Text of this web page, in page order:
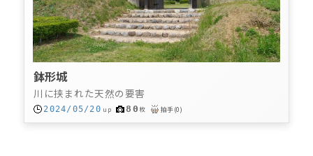
鉢形城
川に挟まれた天然の要害
2024/05/20 up 80枚 拍手(0)